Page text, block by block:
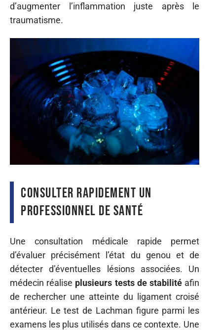
d’augmenter l’inflammation juste après le
traumatisme.
Consulter rapidement un
professionnel de santé
Une consultation médicale rapide permet
d’évaluer précisément l’état du genou et de
détecter d’éventuelles lésions associées. Un
médecin réalise plusieurs tests de stabilitéafin
de rechercher une atteinte du ligament croisé
antérieur. Le test de Lachman figure parmi les
examens les plus utilisés dans ce contexte. Une